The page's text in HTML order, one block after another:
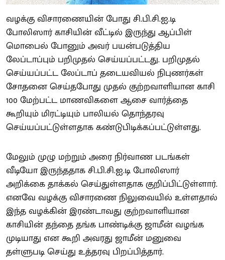
வழக்கு விசாரணையின் போது சி.பி.சி.ஐ.டி
போலிஸார் காசியின் வீட்டில் இருந்து ஆப்பிள்
மொபைல் போனும் அவர் பயன்படுத்திய
லேப்டாப்பும் பறிமுதல் செய்யப்பட்டது. பறிமுதல்
செய்யப்பட்ட லேப்டாப் தடையவியல் நிபுணர்கள்
சோதனை செய்தபோது முதல் குற்றவாளியான காசி
100 மேற்பட்ட மாணவிகளை ஆசை வார்த்தை
கூறியும் மிரட்டியும் பாலியல் தொந்தரவு
செய்யப்பட்டுள்ளதாக கண்டுபிடிக்கப்பட்டுள்ளது.
மேலும் முழு மற்றும் அரை நிர்வாண படங்கள்
வீடியோ இருந்ததாக சி.பி.சி.ஐ.டி போலிஸார்
அறிக்கை தாக்கல் செய்துள்ளதாக குறிப்பிட்டுள்ளார்.
எனவே வழக்கு விசாரணை நிலுவையில் உள்ளதால்
இந்த வழக்கின் இரண்டாவது குற்றவாளியான
காசியின் தந்தை தங்க பாண்டிக்கு ஜாமீன் வழங்க
முடியாது என கூறி அவரது ஜாமீன் மனுவை
தள்ளுபடி செய்து உத்தரவு பிறப்பித்தார்.